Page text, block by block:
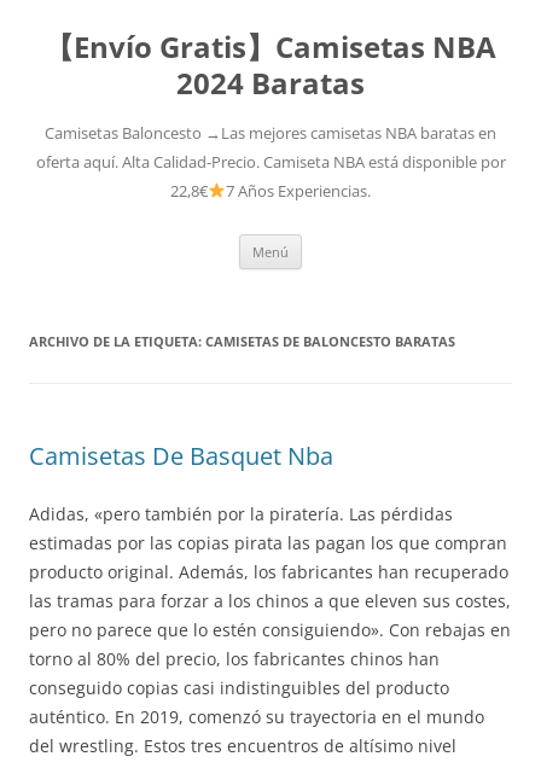
【Envío Gratis】Camisetas NBA
2024 Baratas
Camisetas Baloncesto →Las mejores camisetas NBA baratas en
oferta aquí. Alta Calidad-Precio. Camiseta NBA está disponible por
22,8€
7 Años Experiencias.
Menú
ARCHIVO DE LA ETIQUETA: CAMISETAS DE BALONCESTO BARATAS
Camisetas De Basquet Nba
Adidas, «pero también por la piratería. Las pérdidas
estimadas por las copias pirata las pagan los que compran
producto original. Además, los fabricantes han recuperado
las tramas para forzar a los chinos a que eleven sus costes,
pero no parece que lo estén consiguiendo». Con rebajas en
torno al 80% del precio, los fabricantes chinos han
conseguido copias casi indistinguibles del producto
auténtico. En 2019, comenzó su trayectoria en el mundo
del wrestling. Estos tres encuentros de altísimo nivel